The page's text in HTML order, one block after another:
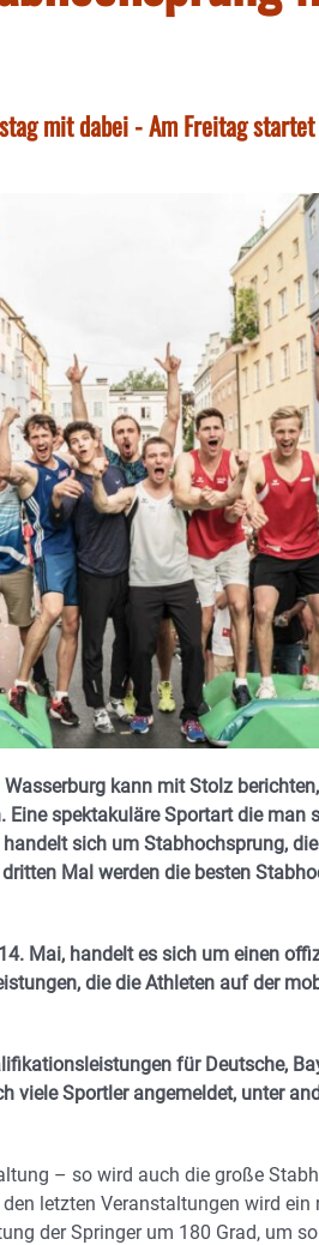
mit dabei - Am Freitag
kann mit Stolz
spektakuläre Sportart die
sich um Stabhochsprung,
Mal werden die besten
Mai, handelt es sich um einen
die die Athleten auf der
für Deutsche,
viele Sportler angemeldet, unter
– so wird auch die große
letzten Veranstaltungen wird
der Springer um 180 Grad, um